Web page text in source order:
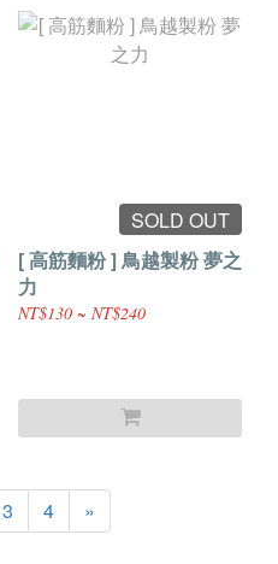
SOLD OUT
[ 高筋麵粉 ] 鳥越製粉 夢之
力
NT$130 ~ NT$240
3 4 »